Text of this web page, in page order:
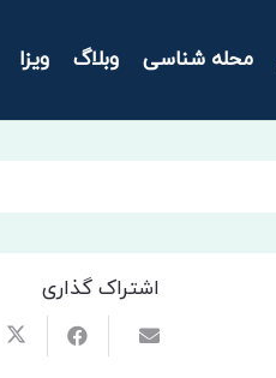
محله شناسی وبلاگ ویزا
اشتراک گذاری